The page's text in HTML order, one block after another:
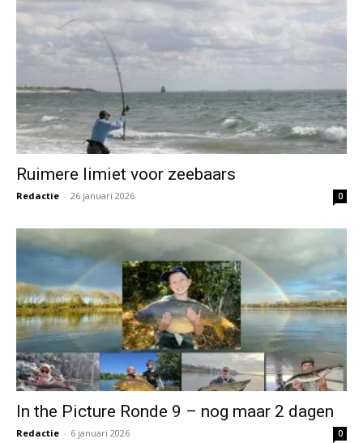
Ruimere limiet voor zeebaars
Redactie - 26 januari 2026 0
In the Picture Ronde 9 – nog maar 2 dagen
Redactie - 6 januari 2026 0